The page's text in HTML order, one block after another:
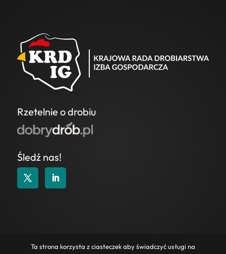
Rzetelnie o drobiu
Śledź nas!
KONTAKT POLITYKA COOKIES |
POLITYKA
PRYWATNOŚCI|WAŻNE LINKI|ZAPYTANIA
Ta strona korzysta z ciasteczek aby świadczyć usługi na